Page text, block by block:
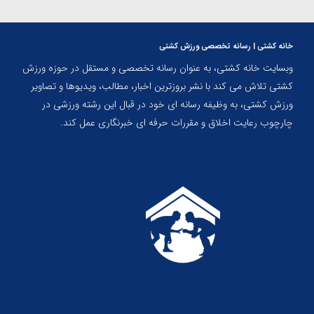
خانه کشتی | رسانه تخصصی ورزش کشتی
وبسایت خانه کشتی، به عنوان رسانه تخصصی و مستقل در حوزه ورزش
کشتی تلاش می کند با نشر بروزترین اخبار، مطالب، ویدیوها و تصاویر
ورزش کشتی، به وظیفه رسانه ای خود در قبال این رشته ورزشی در
چارچوب رعایت اخلاق و مقررات حرفه ای خبرنگاری عمل کند.